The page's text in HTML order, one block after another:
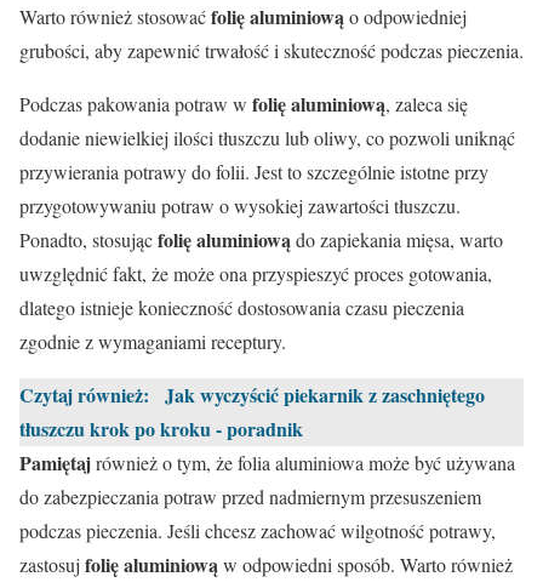
Warto również stosowaćfolię aluminiowąo odpowiedniej
grubości, aby zapewnić trwałość i skuteczność podczas pieczenia.
Podczas pakowania potraw w folię aluminiową, zaleca się
dodanie niewielkiej ilości tłuszczu lub oliwy, co pozwoli uniknąć
przywierania potrawy do folii. Jest to szczególnie istotne przy
przygotowywaniu potraw o wysokiej zawartości tłuszczu.
Ponadto, stosującfolię aluminiowądo zapiekania mięsa, warto
uwzględnić fakt, że może ona przyspieszyć proces gotowania,
dlatego istnieje konieczność dostosowania czasu pieczenia
zgodnie z wymaganiami receptury.
Czytaj również:
Jak wyczyścić piekarnik z zaschniętego
tłuszczu krok po kroku - poradnik
Pamiętajrównież o tym, że folia aluminiowa może być używana
do zabezpieczania potraw przed nadmiernym przesuszeniem
podczas pieczenia. Jeśli chcesz zachować wilgotność potrawy,
zastosuj folię aluminiowąw odpowiedni sposób. Warto również